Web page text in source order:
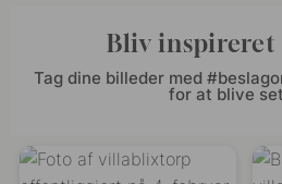
Bliv inspireret
Tag dine billeder med
for at blive